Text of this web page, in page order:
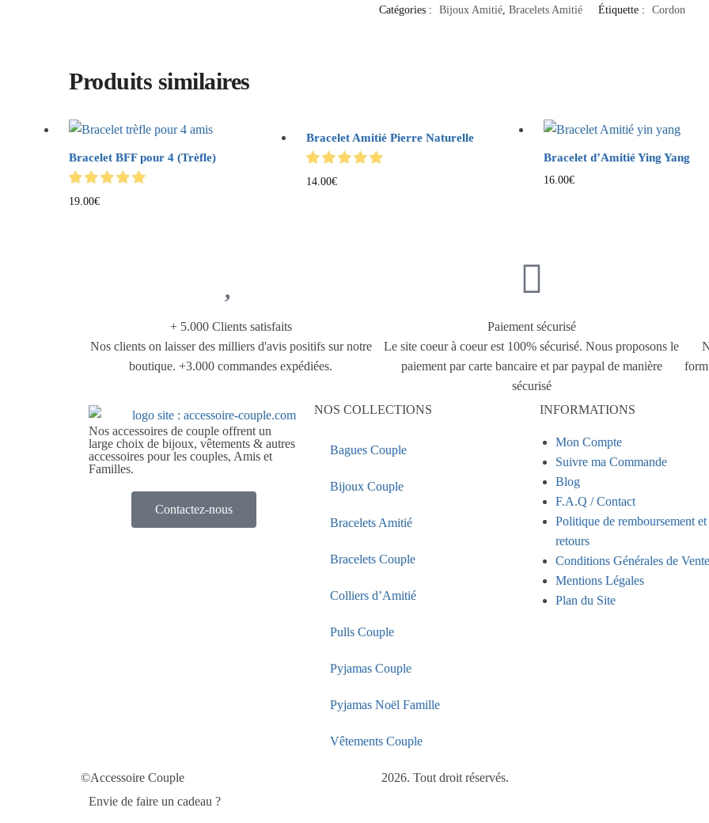
Catégories : Bijoux Amitié, Bracelets Amitié Étiquette : Cordon
Produits similaires
Bracelet BFF pour 4 (Trèfle)
19.00€
Bracelet Amitié Pierre Naturelle
14.00€
Bracelet d’Amitié Ying Yang
16.00€
+ 5.000 Clients satisfaits
Nos clients on laisser des milliers d'avis positifs sur notre
boutique. +3.000 commandes expédiées.
Paiement sécurisé
Le site coeur à coeur est 100% sécurisé. Nous proposons le
paiement par carte bancaire et par paypal de manière
sécurisé
Nos accessoires de couple offrent un
large choix de bijoux, vêtements & autres
accessoires pour les couples, Amis et
Familles.
Contactez-nous
NOS COLLECTIONS
Bagues Couple
Bijoux Couple
Bracelets Amitié
Bracelets Couple
Colliers d’Amitié
Pulls Couple
Pyjamas Couple
Pyjamas Noël Famille
Vêtements Couple
INFORMATIONS
Mon Compte
Suivre ma Commande
Blog
F.A.Q / Contact
Politique de remboursement et
retours
Conditions Générales de
Mentions Légales
Plan du Site
©Accessoire Couple
2026. Tout droit réservés.
Envie de faire un cadeau ?